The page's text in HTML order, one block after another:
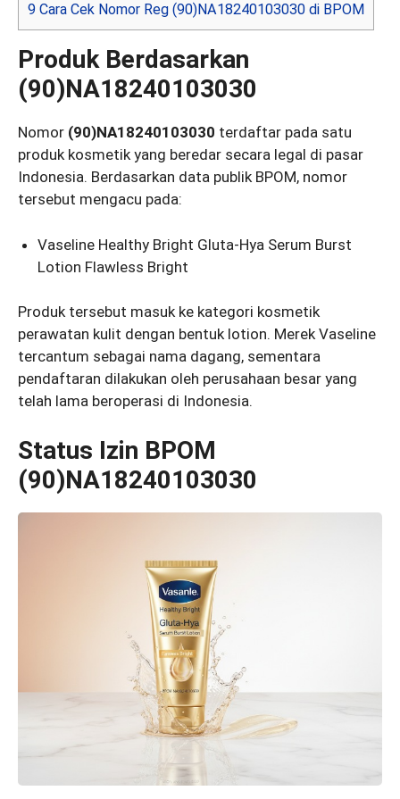
9 Cara Cek Nomor Reg (90)NA18240103030 di BPOM
Produk Berdasarkan
(90)NA18240103030
Nomor (90)NA18240103030 terdaftar pada satu
produk kosmetik yang beredar secara legal di pasar
Indonesia. Berdasarkan data publik BPOM, nomor
tersebut mengacu pada:
Vaseline Healthy Bright Gluta-Hya Serum Burst
Lotion Flawless Bright
Produk tersebut masuk ke kategori kosmetik
perawatan kulit dengan bentuk lotion. Merek Vaseline
tercantum sebagai nama dagang, sementara
pendaftaran dilakukan oleh perusahaan besar yang
telah lama beroperasi di Indonesia.
Status Izin BPOM
(90)NA18240103030